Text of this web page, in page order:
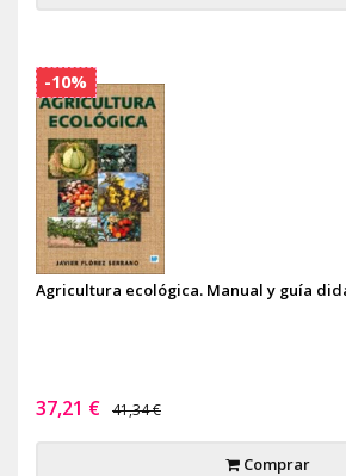
Agricultura ecológica. Manual y guía
37,21 € 41,34 €
Comprar
-10%